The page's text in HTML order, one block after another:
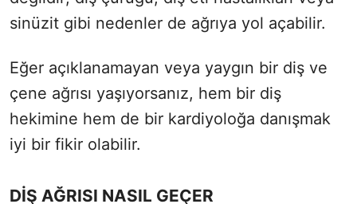
sinüzit gibi nedenler de ağrıya yol açabilir.
Eğer açıklanamayan veya yaygın bir diş ve
çene ağrısı yaşıyorsanız, hem bir diş
hekimine hem de bir kardiyoloğa danışmak
iyi bir fikir olabilir.
DİŞ AĞRISI NASIL GEÇER